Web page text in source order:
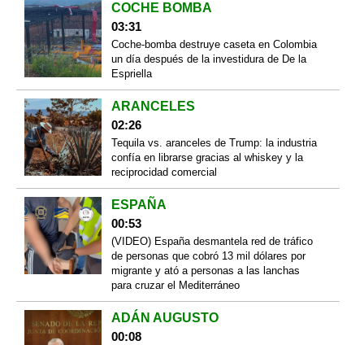
COCHE BOMBA
03:31
Coche-bomba destruye caseta en Colombia
un día después de la investidura de De la
Espriella
ARANCELES
02:26
Tequila vs. aranceles de Trump: la industria
confía en librarse gracias al whiskey y la
reciprocidad comercial
ESPAÑA
00:53
(VIDEO) España desmantela red de tráfico
de personas que cobró 13 mil dólares por
migrante y ató a personas a las lanchas
para cruzar el Mediterráneo
ADÁN AUGUSTO
00:08